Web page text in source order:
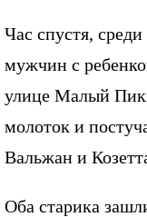
Час спустя,
мужчин с
улице Малый
молоток и
Вальжан и
Оба старика